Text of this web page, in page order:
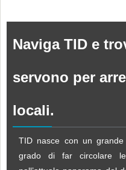
Naviga TID e
servono per
locali.
TID nasce con un
grado di far circolare